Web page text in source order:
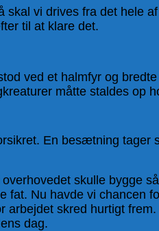
vi drives fra det hele
til at klare det.
ved et halmfyr og
måtte staldes op
En besætning tager
skulle bygge
Nu havde vi chancen
skred hurtigt
dag.